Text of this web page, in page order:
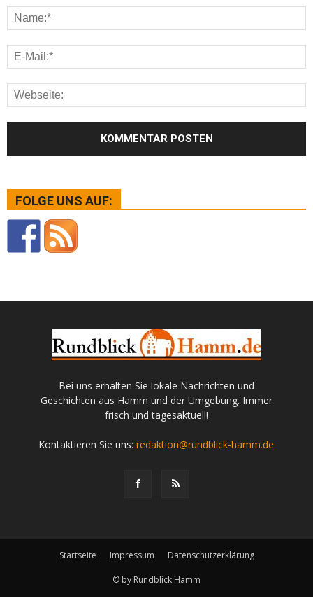
FOLGE UNS AUF:
Bei uns erhalten Sie lokale Nachrichten und
Geschichten aus Hamm und der Umgebung. Immer
frisch und tagesaktuell!
Kontaktieren Sie uns:redaktion@rundblick-hamm.de
Startseite Impressum Datenschutzerklärung
© by Rundblick Hamm